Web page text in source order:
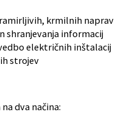
krmilnih naprav
shranjevanja informacij
električnih inštalacij
strojev
dva načina: